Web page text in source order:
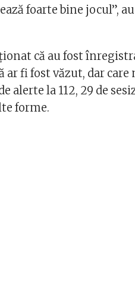
foarte bine jocul”,
că au fost
ar fi fost văzut, dar
alerte la 112, 29 de
forme.